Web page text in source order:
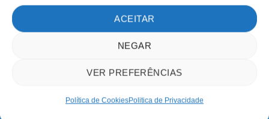
ACEITAR
NEGAR
VER PREFERÊNCIAS
Política de CookiesPolitica de Privacidade